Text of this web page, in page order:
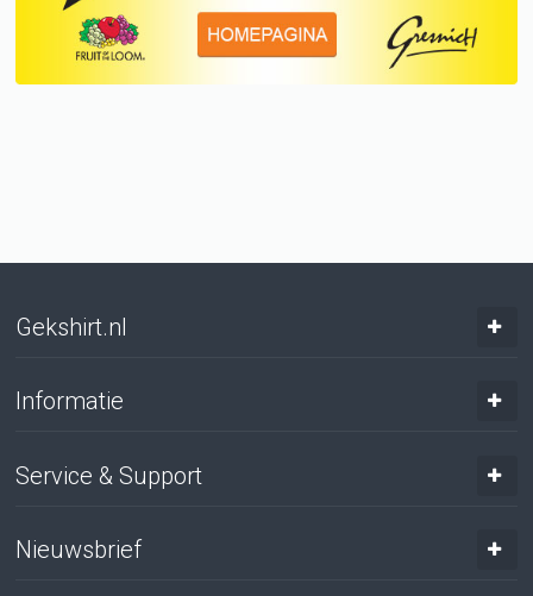
Gekshirt.nl
Informatie
Service & Support
Nieuwsbrief